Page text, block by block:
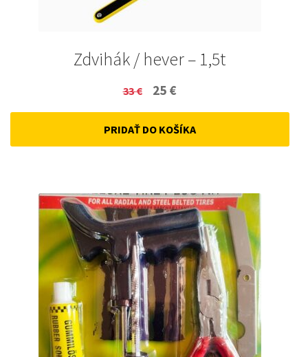
Zdvihák / hever – 1,5t
33€
Original
price
was:
25 €
price
is:
PRIDAŤ DO KOŠÍKA